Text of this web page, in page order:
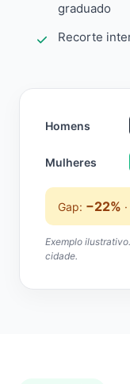
graduado
Recorte
Homens
Mulheres
Gap: −22%
Exemplo
cidade.